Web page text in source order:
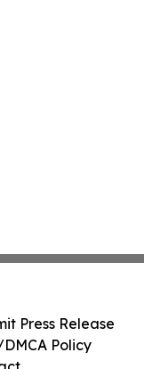
Press Release
Policy